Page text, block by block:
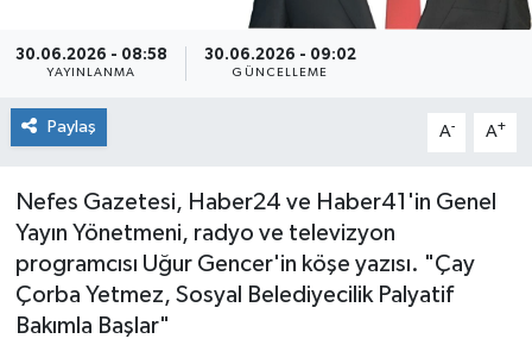
30.06.2026 - 08:58
YAYINLANMA
30.06.2026 - 09:02
GÜNCELLEME
Paylaş A- A+
Nefes Gazetesi, Haber24 ve Haber41'in Genel
Yayın Yönetmeni, radyo ve televizyon
programcısı Uğur Gencer'in köşe yazısı. "Çay
Çorba Yetmez, Sosyal Belediyecilik Palyatif
Bakımla Başlar"